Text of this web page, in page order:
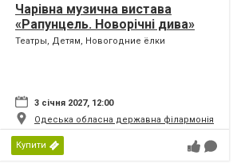
Чарівна музична вистава
«Рапунцель. Новорічні дива»
Театры, Детям, Новогодние ёлки
3 січня 2027, 12:00
Одеська обласна державна філармонія
Купити